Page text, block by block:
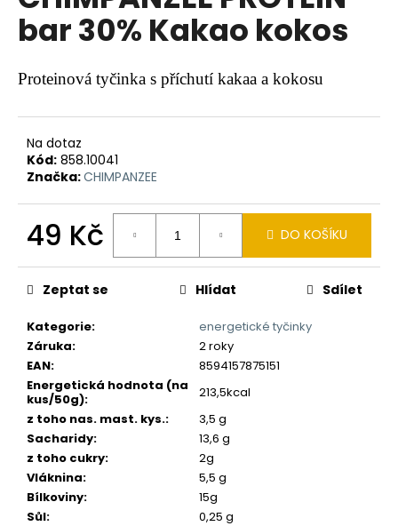
0,0
hvězdiček.
bar 30% Kakao kokos
Proteinová tyčinka s příchutí kakaa a kokosu
Na dotaz
Kód: 858.10041
Značka:CHIMPANZEE
49 Kč
cena:
DO KOŠÍKU
Kategorie:
energetické tyčinky
Záruka:
2 roky
EAN:
8594157875151
Energetická hodnota (na
kus/50g):
213,5kcal
z toho nas. mast. kys.:
3,5 g
Sacharidy:
13,6 g
z toho cukry:
2g
Vláknina:
5,5 g
Bílkoviny:
15g
Sůl: 0,25 g
Zeptat se Hlídat Sdílet
a
j
í
t
?
HLEDAT
D
p
o
u
č
u
e
m
e